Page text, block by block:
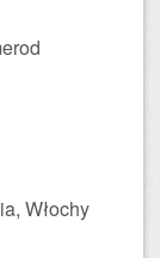
Włochy